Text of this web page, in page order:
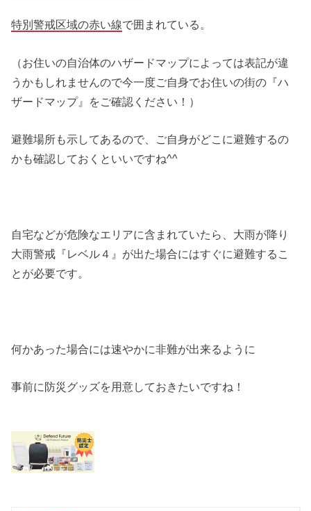
特別警戒区域の赤い線で囲まれている。
（お住いの自治体のハザードマップによっては表記が違
うかもしれませんので今一度ご自身でお住いの街の『ハ
ザードマップ』をご確認ください！）
避難場所も示してあるので、ご自身がどこに避難するの
かも確認しておくといいですね^^
自宅などが危険なエリアに含まれていたら、大雨が降り
大雨警戒『レベル４』が出た場合にはすぐに避難するこ
とが必要です。
何かあった場合には速やかに非難が出来るように
事前に防災グッズを用意しておきたいですね！